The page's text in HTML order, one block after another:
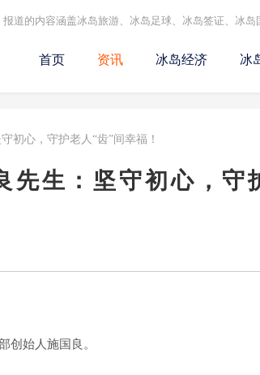
道的内容涵盖冰岛旅游、冰岛足球、冰岛签证、冰岛
首页 资讯 冰岛经济 冰
初心，守护老人“齿”间幸福！
先生：坚守初心，守
创始人施国良。